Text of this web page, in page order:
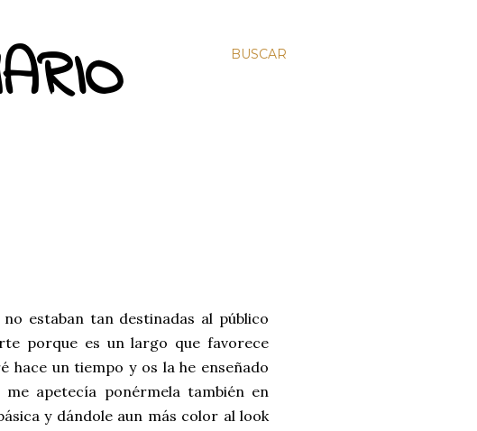
BUSCAR
estaban tan destinadas al público
porque es un largo que favorece
hace un tiempo y os la he enseñado
apetecía ponérmela también en
y dándole aun más color al look